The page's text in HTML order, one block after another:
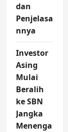
dan
Penjelasa
nnya
Investor
Asing
Mulai
Beralih
ke SBN
Jangka
Menenga